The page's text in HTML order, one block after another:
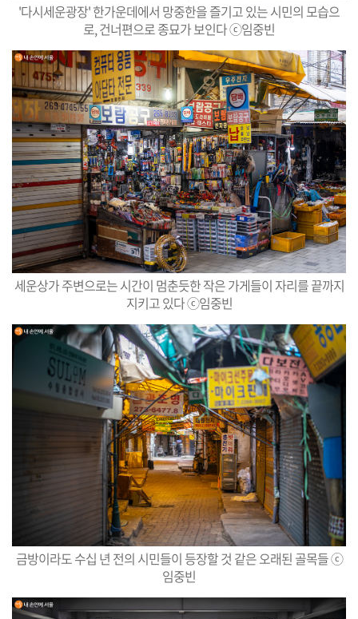
'다시세운광장' 한가운데에서 망중한을 즐기고 있는 시민의 모습으
로, 건너편으로 종묘가 보인다 ⓒ임중빈
세운상가 주변으로는 시간이 멈춘듯한 작은 가게들이 자리를 끝까지
지키고 있다 ⓒ임중빈
금방이라도 수십 년 전의 시민들이 등장할 것 같은 오래된 골목들 ⓒ
임중빈